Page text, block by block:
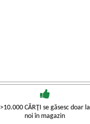
>10.000 CĂRŢI se găsesc doar la
noi în magazin